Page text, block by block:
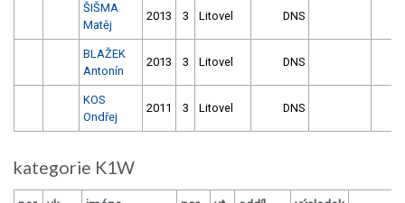
ŠIŠMA
Matěj
2013 3 Litovel DNS
BLAŽEK
Antonín
2013 3 Litovel DNS
KOS
Ondřej
2011 3 Litovel DNS
kategorie K1W